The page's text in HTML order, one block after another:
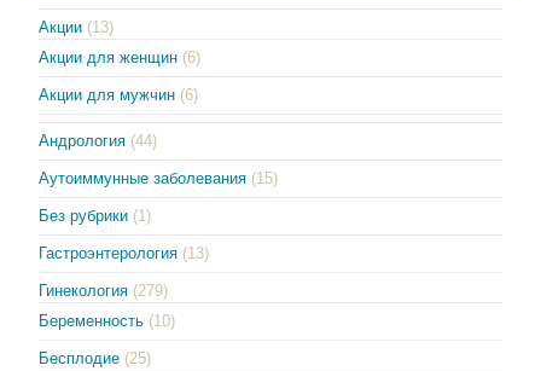
Акции (13)
Акции для женщин (6)
Акции для мужчин (6)
Андрология (44)
Аутоиммунные заболевания (15)
Без рубрики (1)
Гастроэнтерология (13)
Гинекология (279)
Беременность (10)
Бесплодие (25)